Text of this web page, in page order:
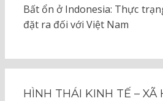
Bất ổn ở Indonesia: Thực
đặt ra đối với Việt Nam
HÌNH THÁI KINH TẾ – XÃ